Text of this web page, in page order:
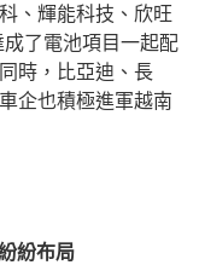
、輝能科技、欣旺
了電池項目一起配
時，比亞迪、長
企也積極進軍越南
紛布局